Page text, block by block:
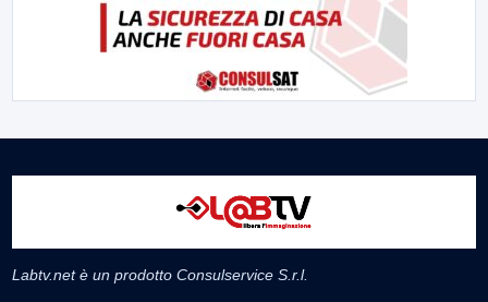
Labtv.net è un prodotto Consulservice S.r.l.